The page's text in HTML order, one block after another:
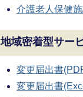
介護老人保健
地域密着型サー
変更届出書
変更届出書